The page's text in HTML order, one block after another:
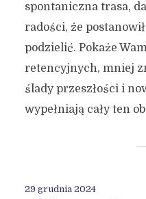
spontaniczna trasa,
radości, że
podzielić. Pokaże
retencyjnych, mniej
ślady przeszłości i
wypełniają cały ten
29 grudnia 2024